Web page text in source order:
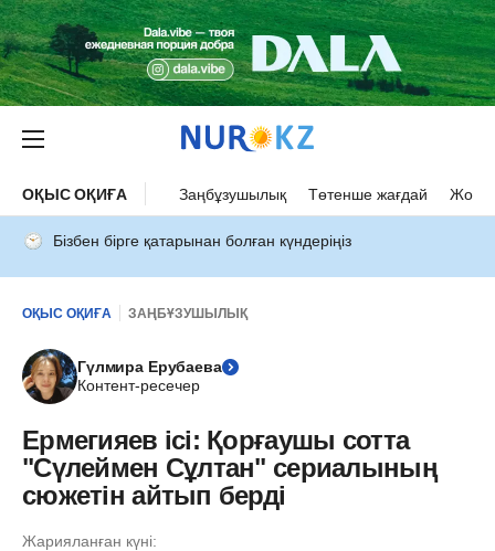
ОҚЫС ОҚИҒА Заңбұзушылық Төтенше жағдай Жол
Бізбен бірге қатарынан болған күндеріңіз
ОҚЫС ОҚИҒА ЗАҢБҰЗУШЫЛЫҚ
Гүлмира Ерубаева
Контент-ресечер
Ермегияев ісі: Қорғаушы сотта
"Сүлеймен Сұлтан" сериалының
сюжетін айтып берді
Жарияланған күні: